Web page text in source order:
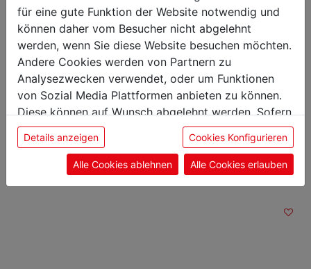
Höhe: 3,80 cm
Gewicht: 0,11 kg
Klingenlänge: 15 cm
Das könnte Sie auch
interessieren
für eine gute Funktion der Website notwendig und
können daher vom Besucher nicht abgelehnt
werden, wenn Sie diese Website besuchen möchten.
Andere Cookies werden von Partnern zu
Analysezwecken verwendet, oder um Funktionen
von Sozial Media Plattformen anbieten zu können.
Diese können auf Wunsch abgelehnt werden. Sofern
sie unsere Webseite weiter nutzen, geben Sie
Einwilligung zu unseren Cookies.
Details anzeigen Cookies Konfigurieren
Alle Cookies ablehnen Alle Cookies erlauben